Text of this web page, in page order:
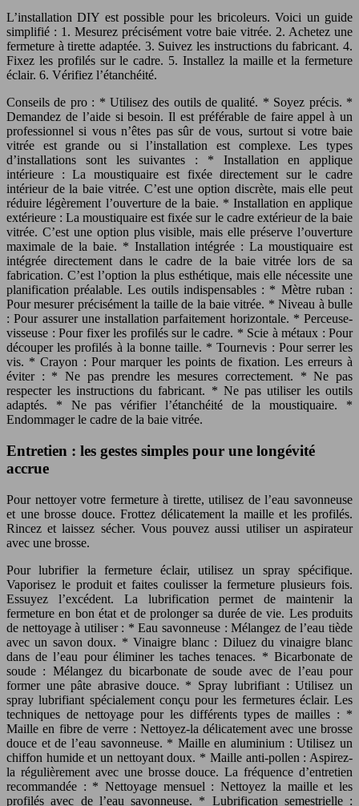
L’installation DIY est possible pour les bricoleurs. Voici un guide
simplifié : 1. Mesurez précisément votre baie vitrée. 2. Achetez une
fermeture à tirette adaptée. 3. Suivez les instructions du fabricant. 4.
Fixez les profilés sur le cadre. 5. Installez la maille et la fermeture
éclair. 6. Vérifiez l’étanchéité.
Conseils de pro : * Utilisez des outils de qualité. * Soyez précis. *
Demandez de l’aide si besoin. Il est préférable de faire appel à un
professionnel si vous n’êtes pas sûr de vous, surtout si votre baie
vitrée est grande ou si l’installation est complexe. Les types
d’installations sont les suivantes : * Installation en applique
intérieure : La moustiquaire est fixée directement sur le cadre
intérieur de la baie vitrée. C’est une option discrète, mais elle peut
réduire légèrement l’ouverture de la baie. * Installation en applique
extérieure : La moustiquaire est fixée sur le cadre extérieur de la baie
vitrée. C’est une option plus visible, mais elle préserve l’ouverture
maximale de la baie. * Installation intégrée : La moustiquaire est
intégrée directement dans le cadre de la baie vitrée lors de sa
fabrication. C’est l’option la plus esthétique, mais elle nécessite une
planification préalable. Les outils indispensables : * Mètre ruban :
Pour mesurer précisément la taille de la baie vitrée. * Niveau à bulle
: Pour assurer une installation parfaitement horizontale. * Perceuse-
visseuse : Pour fixer les profilés sur le cadre. * Scie à métaux : Pour
découper les profilés à la bonne taille. * Tournevis : Pour serrer les
vis. * Crayon : Pour marquer les points de fixation. Les erreurs à
éviter : * Ne pas prendre les mesures correctement. * Ne pas
respecter les instructions du fabricant. * Ne pas utiliser les outils
adaptés. * Ne pas vérifier l’étanchéité de la moustiquaire. *
Endommager le cadre de la baie vitrée.
Entretien : les gestes simples pour une longévité
accrue
Pour nettoyer votre fermeture à tirette, utilisez de l’eau savonneuse
et une brosse douce. Frottez délicatement la maille et les profilés.
Rincez et laissez sécher. Vous pouvez aussi utiliser un aspirateur
avec une brosse.
Pour lubrifier la fermeture éclair, utilisez un spray spécifique.
Vaporisez le produit et faites coulisser la fermeture plusieurs fois.
Essuyez l’excédent. La lubrification permet de maintenir la
fermeture en bon état et de prolonger sa durée de vie. Les produits
de nettoyage à utiliser : * Eau savonneuse : Mélangez de l’eau tiède
avec un savon doux. * Vinaigre blanc : Diluez du vinaigre blanc
dans de l’eau pour éliminer les taches tenaces. * Bicarbonate de
soude : Mélangez du bicarbonate de soude avec de l’eau pour
former une pâte abrasive douce. * Spray lubrifiant : Utilisez un
spray lubrifiant spécialement conçu pour les fermetures éclair. Les
techniques de nettoyage pour les différents types de mailles : *
Maille en fibre de verre : Nettoyez-la délicatement avec une brosse
douce et de l’eau savonneuse. * Maille en aluminium : Utilisez un
chiffon humide et un nettoyant doux. * Maille anti-pollen : Aspirez-
la régulièrement avec une brosse douce. La fréquence d’entretien
recommandée : * Nettoyage mensuel : Nettoyez la maille et les
profilés avec de l’eau savonneuse. * Lubrification semestrielle :